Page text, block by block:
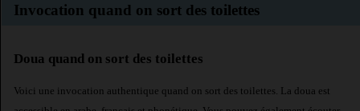
Invocation quand on sort des toilettes
Doua quand on sort des toilettes
Voici une invocation authentique quand on sort des toilettes. La doua est